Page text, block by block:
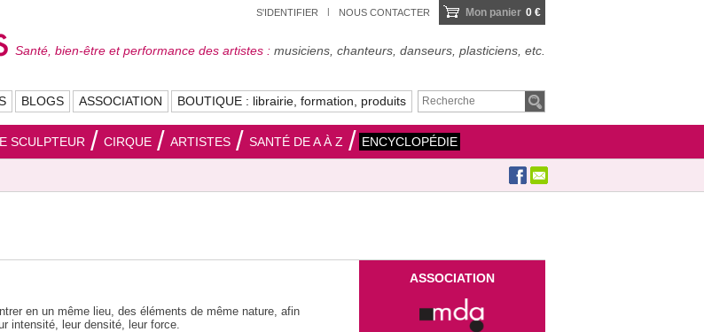
S'IDENTIFIER NOUS CONTACTER Mon panier 0 €
Santé, bien-être et performance des artistes : musiciens, chanteurs, danseurs, plasticiens, etc.
BLOGS ASSOCIATION BOUTIQUE : librairie, formation, produits
SCULPTEUR CIRQUE ARTISTES SANTÉ DE A À Z ENCYCLOPÉDIE
en un même lieu, des éléments de même nature, afin
intensité, leur densité, leur force.
ASSOCIATION